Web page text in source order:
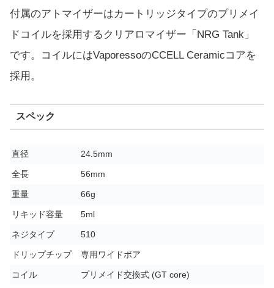
付属のアトマイザーはカートリッジタイプのプリメイ
ドコイルを採用するクリアロマイザー「NRG Tank」
です。コイルにはVaporessoのCCELL Ceramicコアを
採用。
スペック
直径 24.5mm
全長 56mm
重量 66g
リキッド容量 5ml
ネジタイプ 510
ドリップチップ 専用ワイドボア
コイル プリメイド交換式 (GT core)